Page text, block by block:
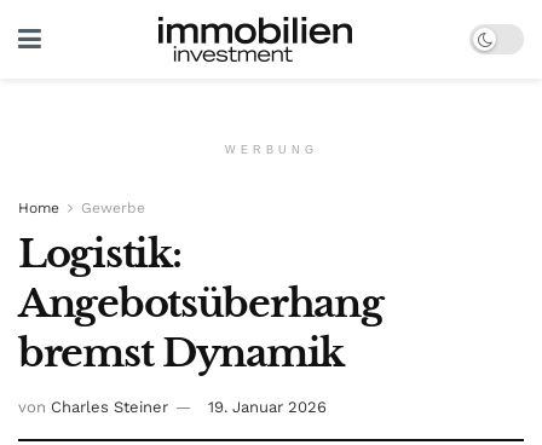
WERBUNG
Home Gewerbe
Logistik:
Angebotsüberhang
bremst Dynamik
von Charles Steiner 19. Januar 2026